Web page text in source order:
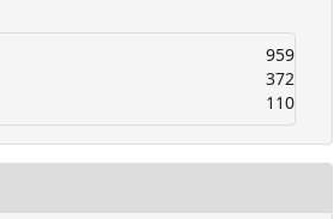
959
372
110